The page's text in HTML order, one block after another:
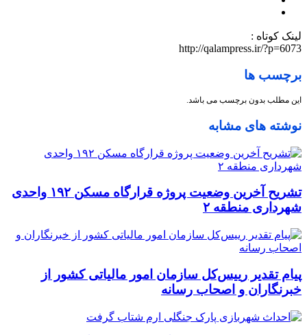
لینک کوتاه :
http://qalampress.ir/?p=6073
برچسب ها
این مطلب بدون برچسب می باشد.
نوشته های مشابه
تشریح آخرین وضعیت پروژه قرارگاه مسکن ۱۹۲ واحدی
شهرداری منطقه ۲
پیام تقدیر رییس‌کل سازمان امور مالیاتی کشور از
خبرنگاران و اصحاب رسانه